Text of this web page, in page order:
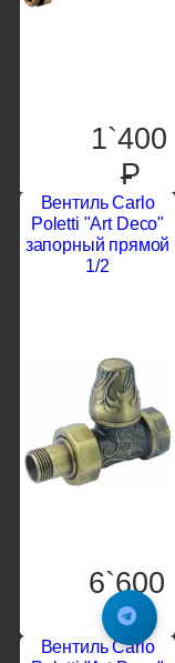
1`400
P
Вентиль Carlo
Poletti "Art Deco"
запорный прямой
1/2
6`600
P
Вентиль Carlo